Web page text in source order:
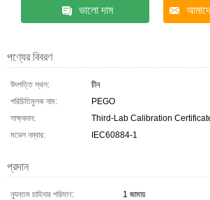
ভালো দাম
পণ্যের বিবরণ
উৎপত্তি স্থল:
চীন
পরিচিতিমুলক নাম:
PEGO
সাক্ষ্যদান:
Third-Lab Calibration
মডেল নম্বার:
IEC60884-1
প্রদান
ন্যূনতম চাহিদার পরিমাণ:
1 জামায়